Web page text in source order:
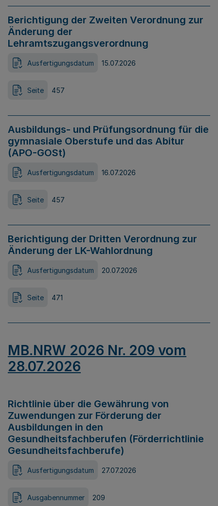
Berichtigung der Zweiten Verordnung zur
Änderung der
Lehramtszugangsverordnung
Ausfertigungsdatum 15.07.2026
Seite 457
Ausbildungs- und Prüfungsordnung für die
gymnasiale Oberstufe und das Abitur
(APO-GOSt)
Ausfertigungsdatum 16.07.2026
Seite 457
Berichtigung der Dritten Verordnung zur
Änderung der LK-Wahlordnung
Ausfertigungsdatum 20.07.2026
Seite 471
MB.NRW 2026 Nr. 209 vom
28.07.2026
Richtlinie über die Gewährung von
Zuwendungen zur Förderung der
Ausbildungen in den
Gesundheitsfachberufen (Förderrichtlinie
Gesundheitsfachberufe)
Ausfertigungsdatum 27.07.2026
Ausgabennummer 209